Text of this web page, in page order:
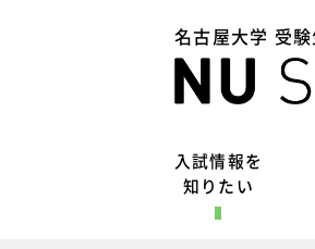
名古屋大学 受
入試情報を
知りたい